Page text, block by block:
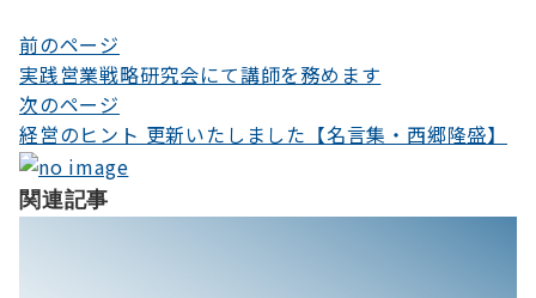
投
稿
ナ
ビ
ゲ
前のページ
実践営業戦略研究会にて講師を務めます
次のページ
経営のヒント 更新いたしました【名言集・西郷隆盛】
関連記事